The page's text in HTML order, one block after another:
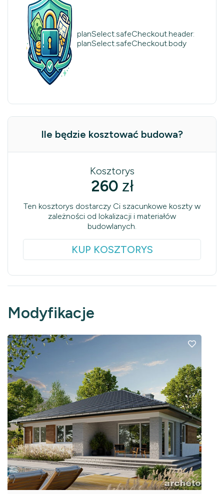
planSelect.safeCheckout.header:
planSelect.safeCheckout.body
Ile będzie kosztować budowa?
Kosztorys
260 zł
Ten kosztorys dostarczy Ci szacunkowe koszty w
zależności od lokalizacji i materiałów
budowlanych.
KUP KOSZTORYS
Modyfikacje